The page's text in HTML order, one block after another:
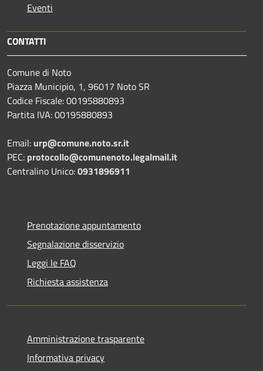
Eventi
CONTATTI
Comune di Noto
Piazza Municipio, 1, 96017 Noto SR
Codice Fiscale: 00195880893
Partita IVA: 00195880893
Email: urp@comune.noto.sr.it
PEC: protocollo@comunenoto.legalmail.it
Centralino Unico:0931896911
Prenotazione appuntamento
Segnalazione disservizio
Leggi le FAQ
Richiesta assistenza
Amministrazione trasparente
Informativa privacy